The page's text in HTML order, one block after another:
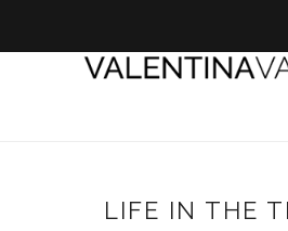
LIFE IN THE